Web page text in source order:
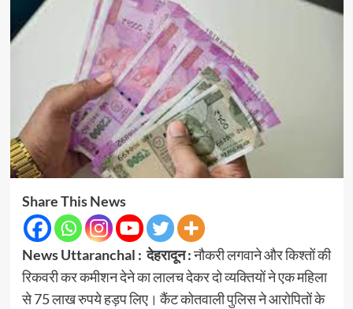
Share This News
News Uttaranchal :देहरादून :नौकरी लगवाने और किश्तों की
रिकवरी कर कमीशन देने का लालच देकर दो व्यक्तियों ने एक महिला
से 75 लाख रुपये हड़प लिए। कैंट कोतवाली पुलिस ने आरोपितों के